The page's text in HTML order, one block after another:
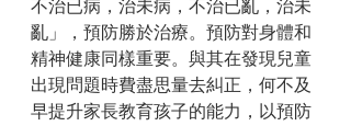
不治已病，治未病，不治已亂，治未
亂」，預防勝於治療。預防對身體和
精神健康同樣重要。與其在發現兒童
出現問題時費盡思量去糾正，何不及
早提升家長教育孩子的能力，以預防